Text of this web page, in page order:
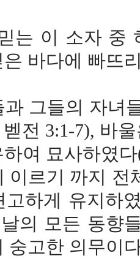
는 이 소자 중
바다에 빠뜨
그들의 자녀
벧전 3:1-7), 바
여 묘사하였
이르기 까지
고하게 유지하
의 모든 동향
숭고한 의무이